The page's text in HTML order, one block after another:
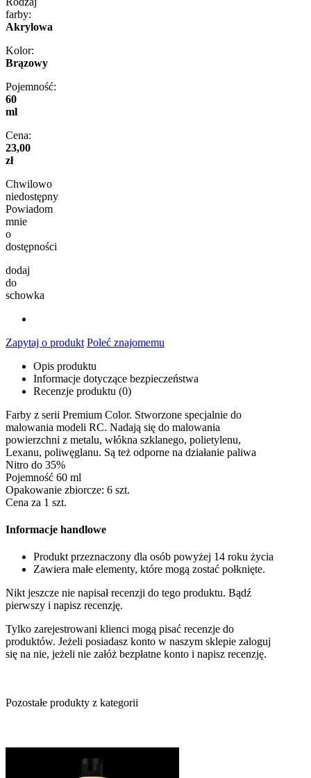
farby:
Akrylowa
Kolor:
Brązowy
Pojemność:
60
ml
Cena:
23,00
zł
Chwilowo
niedostępny
Powiadom
mnie
o
dostępności
dodaj
do
schowka
Zapytaj o produkt Poleć znajomemu
Opis produktu
Informacje dotyczące bezpieczeństwa
Recenzje produktu (0)
Farby z serii Premium Color. Stworzone specjalnie do
malowania modeli RC. Nadają się do malowania
powierzchni z metalu, włókna szklanego, polietylenu,
Lexanu, poliwęglanu. Są też odporne na działanie paliwa
Nitro do 35%
Pojemność 60 ml
Opakowanie zbiorcze: 6 szt.
Cena za 1 szt.
Informacje handlowe
Produkt przeznaczony dla osób powyżej 14 roku życia
Zawiera małe elementy, które mogą zostać połknięte.
Nikt jeszcze nie napisał recenzji do tego produktu. Bądź
pierwszy i napisz recenzję.
Tylko zarejestrowani klienci mogą pisać recenzje do
produktów. Jeżeli posiadasz konto w naszym sklepie zaloguj
się na nie, jeżeli nie załóż bezpłatne konto i napisz recenzję.
Pozostałe produkty z kategorii